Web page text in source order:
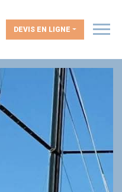
DEVIS EN LIGNE